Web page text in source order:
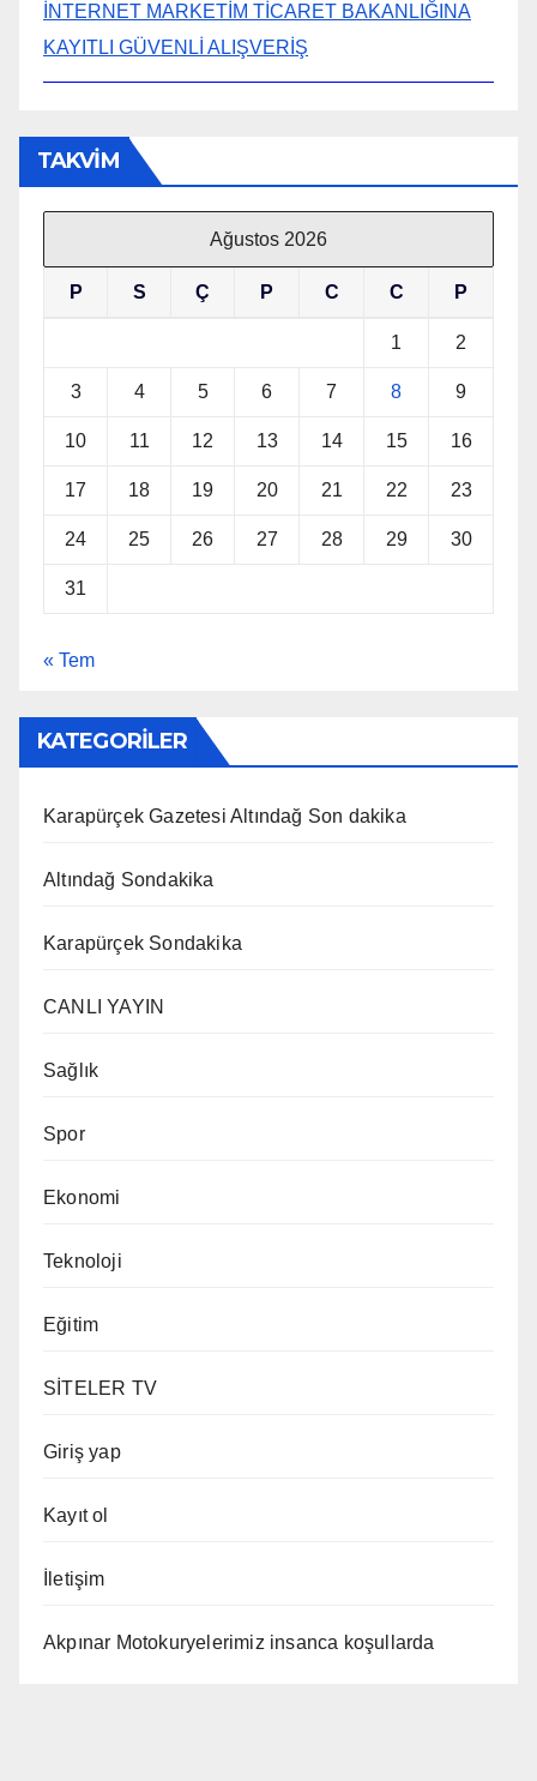
İNTERNET MARKETİM TİCARET BAKANLIĞINA
KAYITLI GÜVENLİ ALIŞVERİŞ
TAKVİM
Ağustos 2026
P S Ç P C C P
1 2
3 4 5 6 7 8 9
10 11 12 13 14 15 16
17 18 19 20 21 22 23
24 25 26 27 28 29 30
31
« Tem
KATEGORİLER
Karapürçek Gazetesi Altındağ Son dakika
Altındağ Sondakika
Karapürçek Sondakika
CANLI YAYIN
Sağlık
Spor
Ekonomi
Teknoloji
Eğitim
SİTELER TV
Giriş yap
Kayıt ol
İletişim
Akpınar Motokuryelerimiz insanca koşullarda